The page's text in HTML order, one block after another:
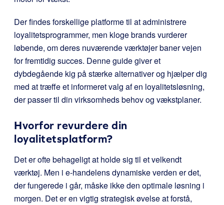
Der findes forskellige platforme til at administrere
loyalitetsprogrammer, men kloge brands vurderer
løbende, om deres nuværende værktøjer baner vejen
for fremtidig succes. Denne guide giver et
dybdegående kig på stærke alternativer og hjælper dig
med at træffe et informeret valg af en loyalitetsløsning,
der passer til din virksomheds behov og vækstplaner.
Hvorfor revurdere din
loyalitetsplatform?
Det er ofte behageligt at holde sig til et velkendt
værktøj. Men i e-handelens dynamiske verden er det,
der fungerede i går, måske ikke den optimale løsning i
morgen. Det er en vigtig strategisk øvelse at forstå,